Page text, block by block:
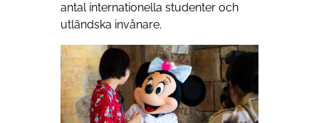
antal internationella studenter och
utländska invånare.